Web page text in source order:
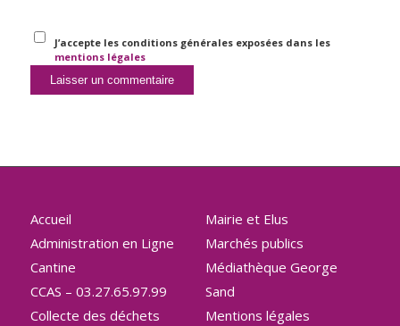
J’accepte les conditions générales exposées dans les
mentions légales
Accueil
Administration en Ligne
Cantine
CCAS – 03.27.65.97.99
Collecte des déchets
Mairie et Elus
Marchés publics
Médiathèque George
Sand
Mentions légales